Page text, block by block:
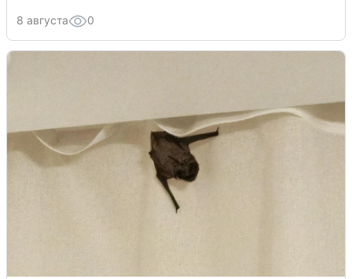
8 августа 0